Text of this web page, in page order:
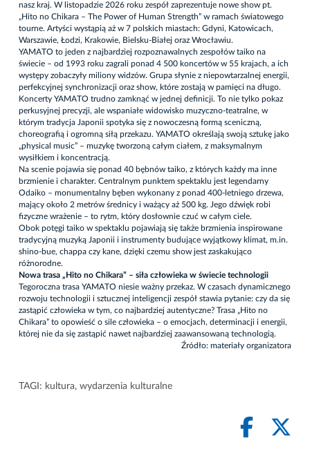
nasz kraj. W listopadzie 2026 roku zespół zaprezentuje nowe show pt.
„Hito no Chikara – The Power of Human Strength” w ramach światowego
tourne. Artyści wystąpią aż w 7 polskich miastach: Gdyni, Katowicach,
Warszawie, Łodzi, Krakowie, Bielsku-Białej oraz Wrocławiu.
YAMATO to jeden z najbardziej rozpoznawalnych zespołów taiko na
świecie – od 1993 roku zagrali ponad 4 500 koncertów w 55 krajach, a ich
występy zobaczyły miliony widzów. Grupa słynie z niepowtarzalnej energii,
perfekcyjnej synchronizacji oraz show, które zostają w pamięci na długo.
Koncerty YAMATO trudno zamknąć w jednej definicji. To nie tylko pokaz
perkusyjnej precyzji, ale wspaniałe widowisko muzyczno-teatralne, w
którym tradycja Japonii spotyka się z nowoczesną formą sceniczną,
choreografią i ogromną siłą przekazu. YAMATO określają swoją sztukę jako
„physical music” – muzykę tworzoną całym ciałem, z maksymalnym
wysiłkiem i koncentracją.
Na scenie pojawia się ponad 40 bębnów taiko, z których każdy ma inne
brzmienie i charakter. Centralnym punktem spektaklu jest legendarny
Odaiko – monumentalny bęben wykonany z ponad 400-letniego drzewa,
mający około 2 metrów średnicy i ważący aż 500 kg. Jego dźwięk robi
fizyczne wrażenie – to rytm, który dosłownie czuć w całym ciele.
Obok potęgi taiko w spektaklu pojawiają się także brzmienia inspirowane
tradycyjną muzyką Japonii i instrumenty budujące wyjątkowy klimat, m.in.
shino-bue, chappa czy kane, dzięki czemu show jest zaskakująco
różnorodne.
Nowa trasa „Hito no Chikara” – siła człowieka w świecie technologii
Tegoroczna trasa YAMATO niesie ważny przekaz. W czasach dynamicznego
rozwoju technologii i sztucznej inteligencji zespół stawia pytanie: czy da się
zastąpić człowieka w tym, co najbardziej autentyczne? Trasa „Hito no
Chikara” to opowieść o sile człowieka – o emocjach, determinacji i energii,
której nie da się zastąpić nawet najbardziej zaawansowaną technologią.
Źródło: materiały organizatora
TAGI: kultura, wydarzenia kulturalne